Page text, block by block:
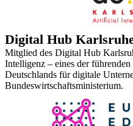
Digital Hub
Mitglied des Digital Hub
Intelligenz – eines der
Deutschlands für digitale
Bundeswirtschaftsministerium.